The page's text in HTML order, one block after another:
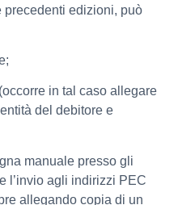
precedenti edizioni, può
in tal caso allegare
del debitore e
manuale presso gli
l’invio agli indirizzi PEC
allegando copia di un